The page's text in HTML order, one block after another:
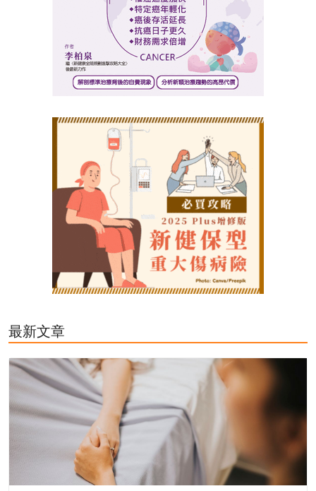
最新文章